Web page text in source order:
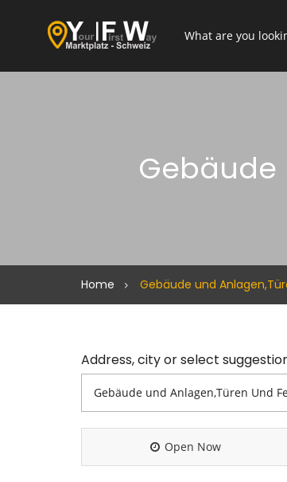
Gebäude
Home Gebäude und
Address, city or select
Open Now